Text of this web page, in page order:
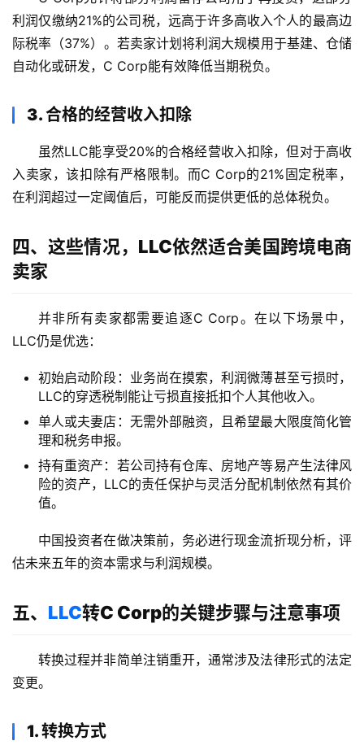
利润仅缴纳21%的公司税，远高于许多高收入个人的最高边
际税率（37%）。若卖家计划将利润大规模用于基建、仓储
自动化或研发，C Corp能有效降低当期税负。
3. 合格的经营收入扣除
虽然LLC能享受20%的合格经营收入扣除，但对于高收
入卖家，该扣除有严格限制。而C Corp的21%固定税率，
在利润超过一定阈值后，可能反而提供更低的总体税负。
四、这些情况，LLC依然适合美国跨境电商
卖家
并非所有卖家都需要追逐C Corp。在以下场景中，
LLC仍是优选：
初始启动阶段：业务尚在摸索，利润微薄甚至亏损时，
LLC的穿透税制能让亏损直接抵扣个人其他收入。
单人或夫妻店：无需外部融资，且希望最大限度简化管
理和税务申报。
持有重资产：若公司持有仓库、房地产等易产生法律风
险的资产，LLC的责任保护与灵活分配机制依然有其价
值。
中国投资者在做决策前，务必进行现金流折现分析，评
估未来五年的资本需求与利润规模。
五、 LLC转C Corp的关键步骤与注意事项
转换过程并非简单注销重开，通常涉及法律形式的法定
变更。
1. 转换方式